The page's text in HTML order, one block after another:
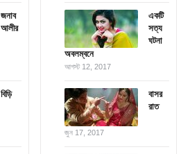
জনাব
আলীর
বিড়ি
একটি
সত্য
ঘটনা
অবলম্বনে
আগস্ট 12, 2017
বাসর
রাত
জুন 17, 2017